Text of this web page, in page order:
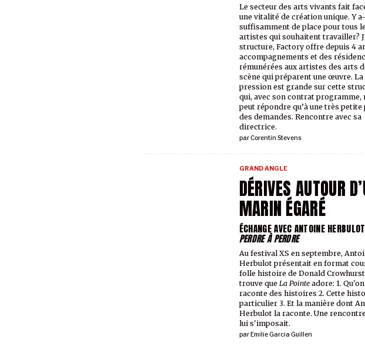
parCorentin Stevens
Le secteur des arts vivants fait
une vitalité de création unique. Y
suffisamment de place pour tous
artistes qui souhaitent travailler?
structure, Factory offre depuis 4
accompagnements et des
rémunérées aux artistes des arts
scène qui préparent une œuvre. La
pression est grande sur cette
qui, avec son contrat programme,
peut répondre qu’à une très petite
des demandes. Rencontre avec sa
directrice.
DÉRIVES AUTOUR
MARIN ÉGARÉ
ÉCHANGE AVEC ANTOINE
PERDRE À PERDRE
GRAND ANGLE
par Emilie Garcia Guillen
Au festival XS en septembre,
Herbulot présentait en format
folle histoire de Donald
trouve que La Pointeadore: 1.
raconte des histoires 2. Cette
particulier 3. Et la manière dont
Herbulot la raconte. Une
lui s'imposait.